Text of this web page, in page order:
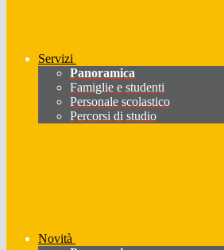
Servizi
Panoramica
Famiglie e studenti
Personale scolastico
Percorsi di studio
Novità